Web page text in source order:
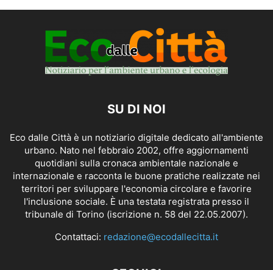
SU DI NOI
Eco dalle Città è un notiziario digitale dedicato all'ambiente
urbano. Nato nel febbraio 2002, offre aggiornamenti
quotidiani sulla cronaca ambientale nazionale e
internazionale e racconta le buone pratiche realizzate nei
territori per sviluppare l'economia circolare e favorire
l'inclusione sociale. È una testata registrata presso il
tribunale di Torino (iscrizione n. 58 del 22.05.2007).
Contattaci: redazione@ecodallecitta.it